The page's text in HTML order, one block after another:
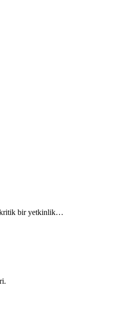
kritik bir yetkinlik…